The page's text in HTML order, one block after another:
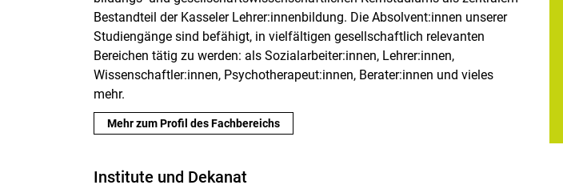
Bestandteil der Kasseler Lehrer:innenbildung. Die Absolvent:innen unserer
Studiengänge sind befähigt, in vielfältigen gesellschaftlich relevanten
Bereichen tätig zu werden: als Sozialarbeiter:innen, Lehrer:innen,
Wissenschaftler:innen, Psychotherapeut:innen, Berater:innen und vieles
mehr.
Mehr zum Profil des Fachbereichs
Institute und Dekanat